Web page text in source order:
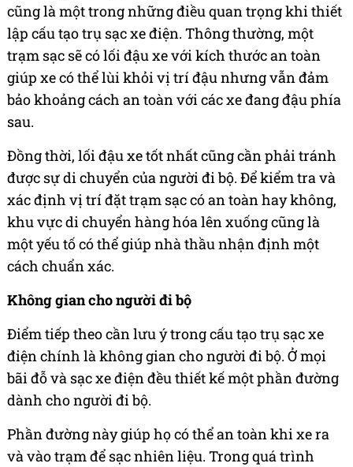
cũng là một trong những điều quan trọng khi thiết
lập cấu tạo trụ sạc xe điện. Thông thường, một
trạm sạc sẽ có lối đậu xe với kích thước an toàn
giúp xe có thể lùi khỏi vị trí đậu nhưng vẫn đảm
bảo khoảng cách an toàn với các xe đang đậu phía
sau.
Đồng thời, lối đậu xe tốt nhất cũng cần phải tránh
được sự di chuyển của người đi bộ. Để kiểm tra và
xác định vị trí đặt trạm sạc có an toàn hay không,
khu vực di chuyển hàng hóa lên xuống cũng là
một yếu tố có thể giúp nhà thầu nhận định một
cách chuẩn xác.
Không gian cho người đi bộ
Điểm tiếp theo cần lưu ý trong cấu tạo trụ sạc xe
điện chính là không gian cho người đi bộ. Ở mọi
bãi đỗ và sạc xe điện đều thiết kế một phần đường
dành cho người đi bộ.
Phần đường này giúp họ có thể an toàn khi xe ra
và vào trạm để sạc nhiên liệu. Trong quá trình